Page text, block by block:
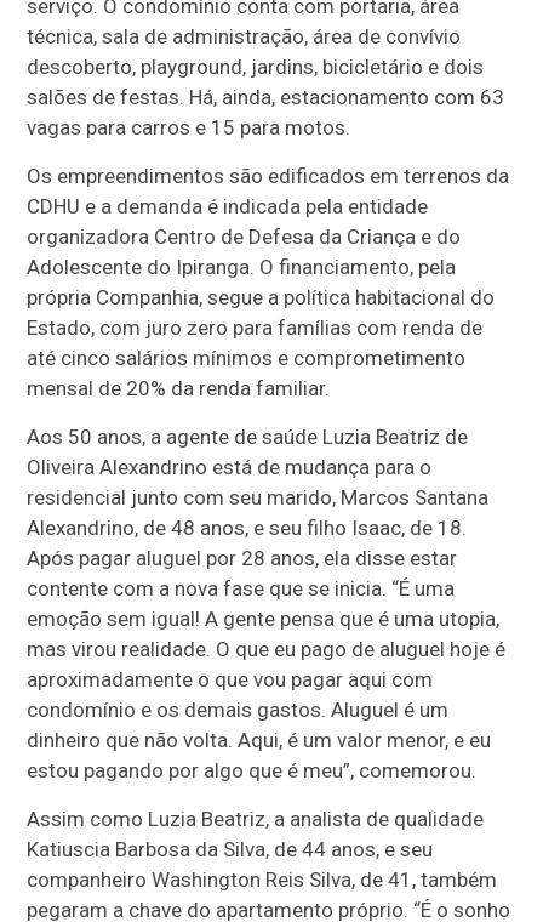
serviço. O condomínio conta com portaria, área
técnica, sala de administração, área de convívio
descoberto, playground, jardins, bicicletário e dois
salões de festas. Há, ainda, estacionamento com 63
vagas para carros e 15 para motos.
Os empreendimentos são edificados em terrenos da
CDHU e a demanda é indicada pela entidade
organizadora Centro de Defesa da Criança e do
Adolescente do Ipiranga. O financiamento, pela
própria Companhia, segue a política habitacional do
Estado, com juro zero para famílias com renda de
até cinco salários mínimos e comprometimento
mensal de 20% da renda familiar.
Aos 50 anos, a agente de saúde Luzia Beatriz de
Oliveira Alexandrino está de mudança para o
residencial junto com seu marido, Marcos Santana
Alexandrino, de 48 anos, e seu filho Isaac, de 18.
Após pagar aluguel por 28 anos, ela disse estar
contente com a nova fase que se inicia. “É uma
emoção sem igual! A gente pensa que é uma utopia,
mas virou realidade. O que eu pago de aluguel hoje é
aproximadamente o que vou pagar aqui com
condomínio e os demais gastos. Aluguel é um
dinheiro que não volta. Aqui, é um valor menor, e eu
estou pagando por algo que é meu”, comemorou.
Assim como Luzia Beatriz, a analista de qualidade
Katiuscia Barbosa da Silva, de 44 anos, e seu
companheiro Washington Reis Silva, de 41, também
pegaram a chave do apartamento próprio. “É o sonho